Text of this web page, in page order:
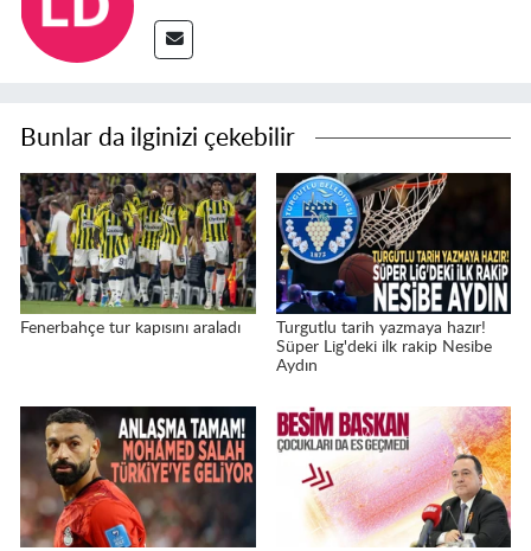
Bunlar da ilginizi çekebilir
Fenerbahçe tur kapısını araladı
Turgutlu tarih yazmaya hazır!
Süper Lig'deki ilk rakip Nesibe
Aydın